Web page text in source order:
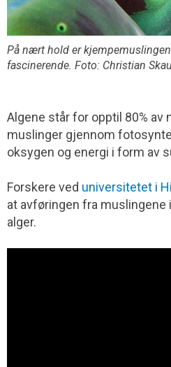
På nært hold er
fascinerende. Foto: Christian
Algene står for opptil 80% av
muslinger gjennom
oksygen og energi i form av
Forskere ved universitetet i
at avføringen fra muslingene
alger.